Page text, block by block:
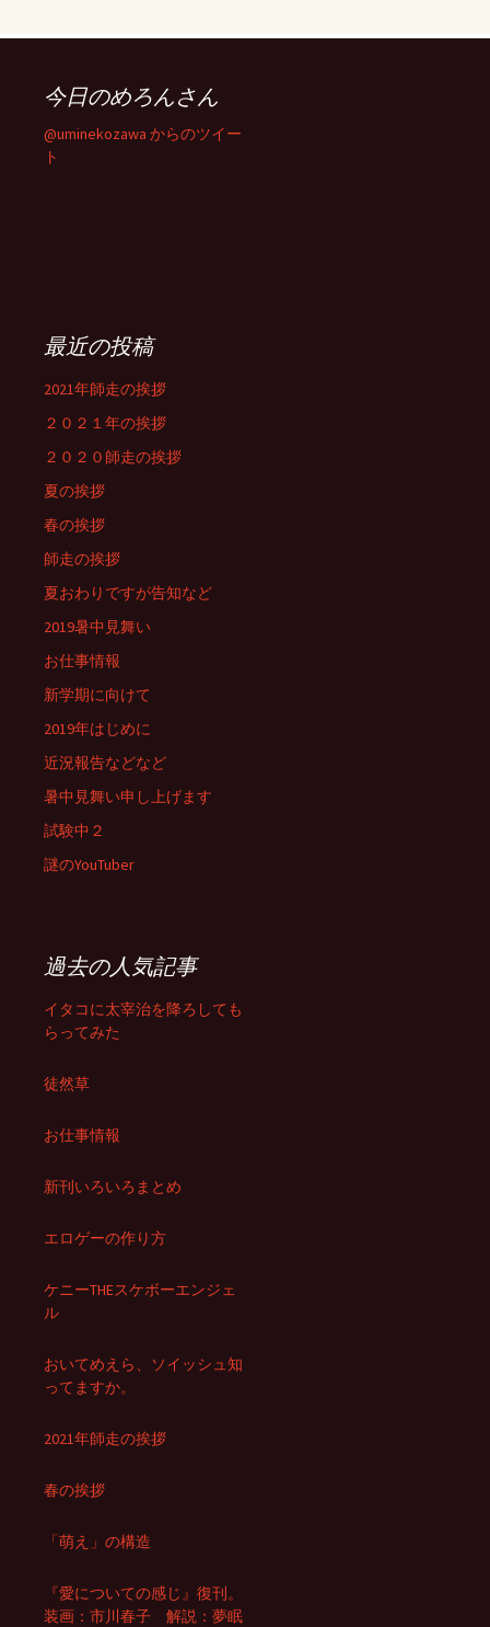
今日のめろんさん
@uminekozawa からのツイー
ト
最近の投稿
2021年師走の挨拶
２０２１年の挨拶
２０２０師走の挨拶
夏の挨拶
春の挨拶
師走の挨拶
夏おわりですが告知など
2019暑中見舞い
お仕事情報
新学期に向けて
2019年はじめに
近況報告などなど
暑中見舞い申し上げます
試験中２
謎のYouTuber
過去の人気記事
イタコに太宰治を降ろしても
らってみた
徒然草
お仕事情報
新刊いろいろまとめ
エロゲーの作り方
ケニーTHEスケボーエンジェ
ル
おいてめえら、ソイッシュ知
ってますか。
2021年師走の挨拶
春の挨拶
「萌え」の構造
『愛についての感じ』復刊。
装画：市川春子 解説：夢眠